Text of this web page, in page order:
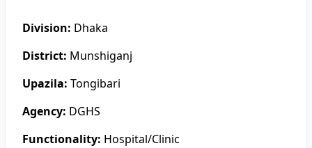
Division: Dhaka
District: Munshiganj
Upazila: Tongibari
Agency: DGHS
Functionality: Hospital/Clinic